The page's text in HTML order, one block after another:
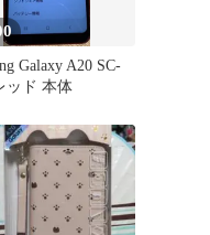
Galaxy A20 SC-
ッド 本体